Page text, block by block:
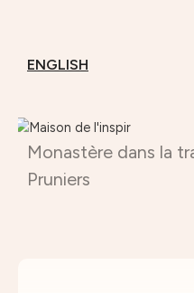
ENGLISH
Monastère dans la
Pruniers